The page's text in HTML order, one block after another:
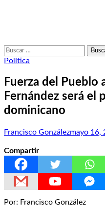
Buscar:
Política
Fuerza del Pueblo
Fernández será el
dominicano
Francisco Gonzálezmayo 16,
Compartir
Por: Francisco González